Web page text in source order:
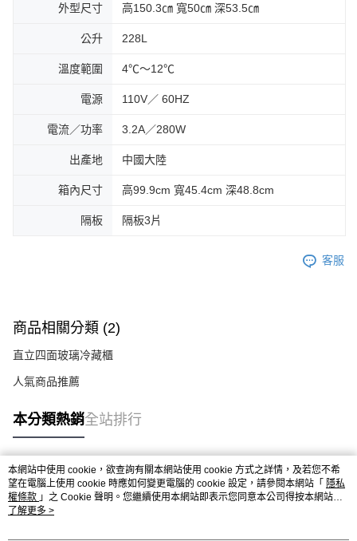
外型尺寸 高150.3㎝ 寬50㎝ 深53.5㎝
公升 228L
溫度範圍 4℃～12℃
電源 110V／ 60HZ
電流／功率 3.2A／280W
出產地 中國大陸
箱內尺寸 高99.9cm 寬45.4cm 深48.8cm
隔板 隔板3片
客服
商品相關分類 (2)
直立四面玻璃冷藏櫃
人氣商品推薦
本分類熱銷全站排行
熱門標籤
本網站中使用 cookie，欲查詢有關本網站使用 cookie 方式之詳情，及若您不希
望在電腦上使用 cookie 時應如何變更電腦的 cookie 設定，請參閱本網站「 隱私
權條款 」之 Cookie 聲明。您繼續使用本網站即表示您同意本公司得按本網站使
用條款之 Cookie 聲明使用 cookie。
了解更多 >